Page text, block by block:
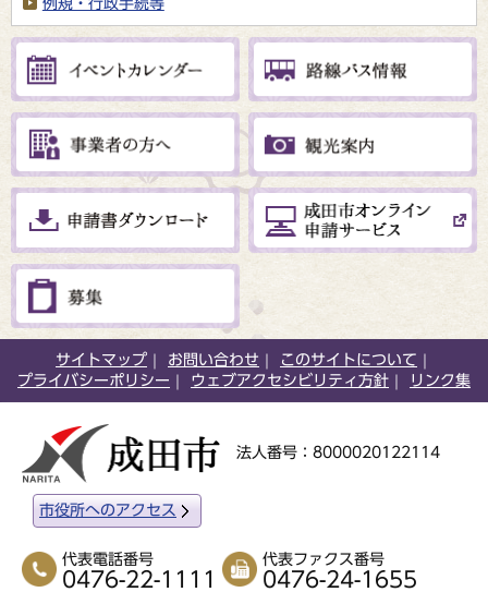
サイトマップ お問い合わせ
このサイトについて
プライバシーポリシー
ウェブアクセシビリティ方針 リンク集
法人番号：8000020122114
市役所へのアクセス
代表電話番号
0476-22-1111
代表ファクス番号
0476-24-1655